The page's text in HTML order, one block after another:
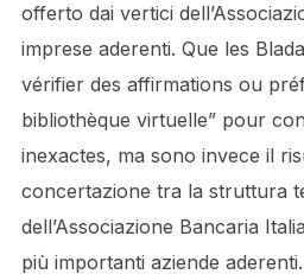
offerto dai vertici
imprese aderenti. Que les
vérifier des affirmations ou
bibliothèque virtuelle” pour
inexactes, ma sono invece il
concertazione tra la struttura
dell’Associazione Bancaria
più importanti aziende